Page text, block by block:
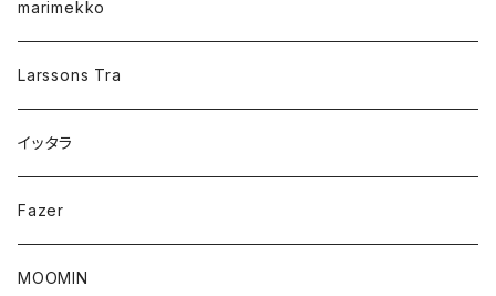
marimekko
Larssons Tra
イッタラ
Fazer
MOOMIN